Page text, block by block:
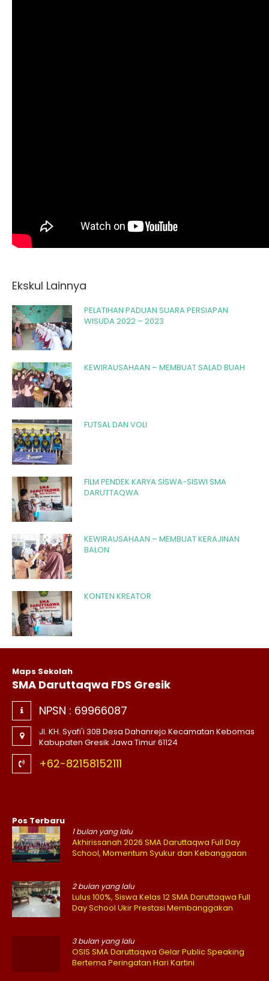
Ekskul Lainnya
PELATIHAN PADUAN SUARA PERSIAPAN
WISUDA 2022 – 2023
KEWIRAUSAHAAN – MEMBUAT SALAD BUAH
FUTSAL DAN VOLI
FILM PENDEK KARYA SISWA-SISWI SMA
DARUTTAQWA
KEWIRAUSAHAAN – MEMBUAT KERAJINAN
BALON
KONTEN KREATOR
Maps Sekolah
SMA Daruttaqwa FDS Gresik
NPSN : 69966087
Jl. KH. Syafi'i 30B Desa Dahanrejo Kecamatan Kebomas
Kabupaten Gresik Jawa Timur 61124
+62-82158152111
Pos Terbaru
1 bulan yang lalu
Akhirissanah 2026 SMA Daruttaqwa Full Day
School, Momentum Syukur dan Kebanggaan
2 bulan yang lalu
Lulus 100%, Siswa Kelas 12 SMA Daruttaqwa Full
Day School Ukir Prestasi Membanggakan
3 bulan yang lalu
OSIS SMA Daruttaqwa Gelar Public Speaking
Bertema Peringatan Hari Kartini